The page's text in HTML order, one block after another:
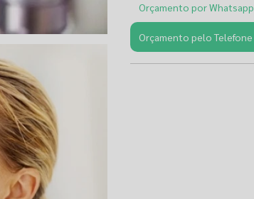
Orçamento por Whatsapp
Orçamento pelo Telefone